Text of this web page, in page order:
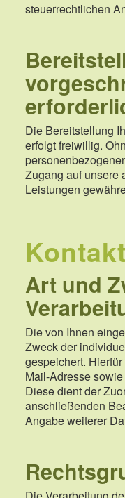
steuerrechtlichen
Die Bereitstellung
erfolgt freiwillig.
Zugang auf unsere
Leistungen
Art und
Die von Ihnen
Zweck der
gespeichert.
Mail-Adresse
Diese dient der
anschließenden
Angabe weiterer